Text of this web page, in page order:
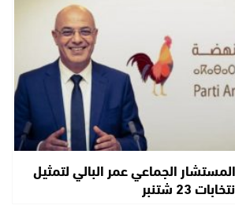
الجماعي عمر البالي لتمثيل
شتنبر